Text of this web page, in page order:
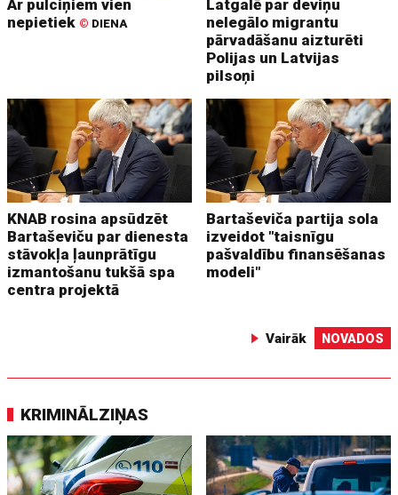
Ar pulciņiem vien
nepietiek © DIENA
Latgalē par deviņu
nelegālo migrantu
pārvadāšanu aizturēti
Polijas un Latvijas
pilsoņi
KNAB rosina apsūdzēt
Bartaševiču par dienesta
stāvokļa ļaunprātīgu
izmantošanu tukšā spa
centra projektā
Bartaševiča partija sola
izveidot "taisnīgu
pašvaldību finansēšanas
modeli"
Vairāk NOVADOS
KRIMINĀLZIŅAS